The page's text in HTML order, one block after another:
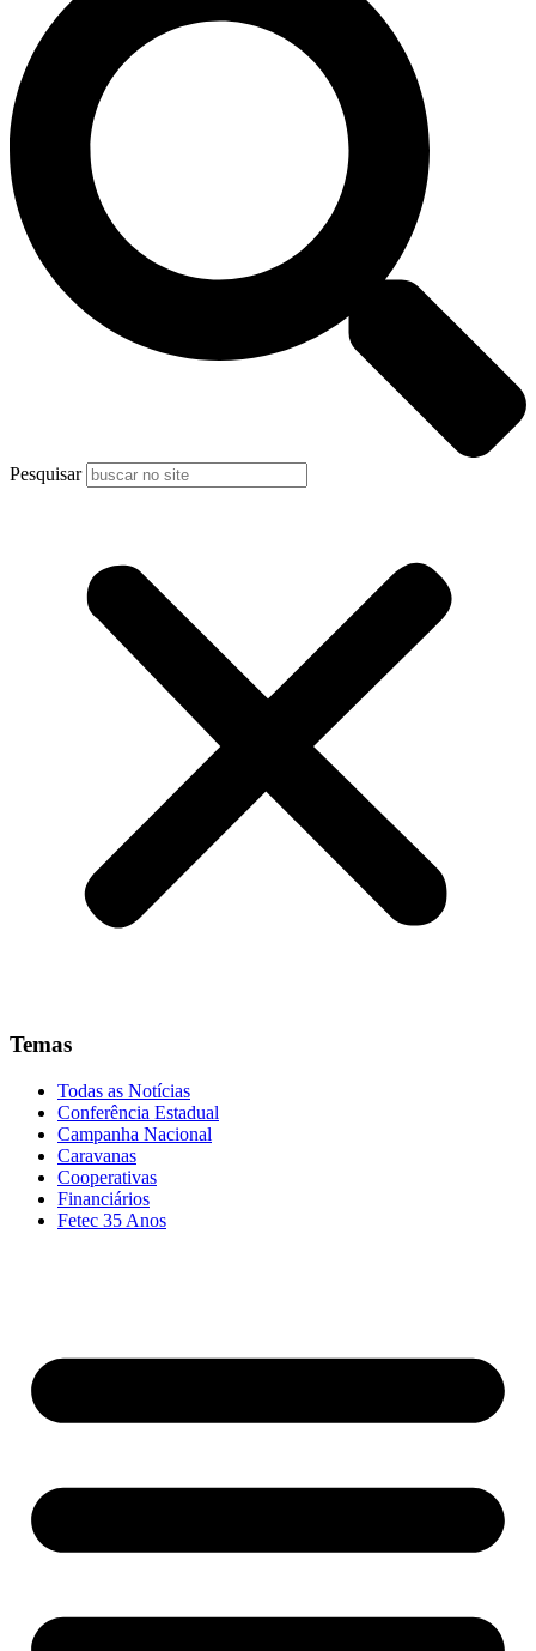
Pesquisar
Temas
Todas as Notícias
Conferência Estadual
Campanha Nacional
Caravanas
Cooperativas
Financiários
Fetec 35 Anos